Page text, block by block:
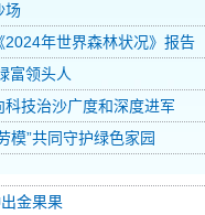
场
年世界森林状况》报告
富领头人
技治沙广度和深度进军
模”共同守护绿色家园
金果果